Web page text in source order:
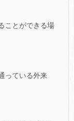
ことができる場
っている外来